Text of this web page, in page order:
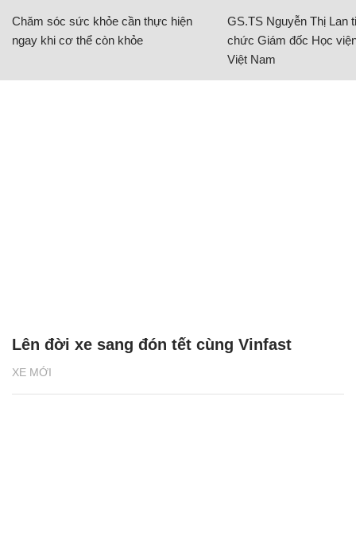
Chăm sóc sức khỏe cần thực hiện
ngay khi cơ thể còn khỏe
GS.TS Nguyễn Thị Lan
chức Giám đốc Học
Việt Nam
XE MỚI
Lên đời xe sang đón tết cùng Vinfast